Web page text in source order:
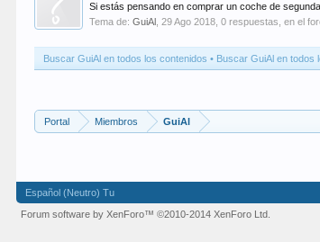
Si estás pensando en comprar un coche de
Tema de:GuiAl ,29 Ago 2018 , 0 respuestas, en el
Buscar GuiAl en todos los contenidos Buscar GuiAl en todos
Portal Miembros GuiAl
Español (Neutro) Tu
Forum software by XenForo™©2010-2014 XenForo Ltd.